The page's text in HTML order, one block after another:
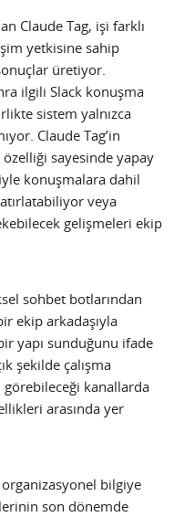
Claude Tag, işi farklı
yetkisine sahip
üretiyor.
ilgili Slack konuşma
sistem yalnızca
Claude Tag’in
sayesinde yapay
konuşmalara dahil
veya
gelişmeleri ekip
sohbet botlarından
ekip arkadaşıyla
yapı sunduğunu ifade
şekilde çalışma
kanallarda
arasında yer
bilgiye
son dönemde